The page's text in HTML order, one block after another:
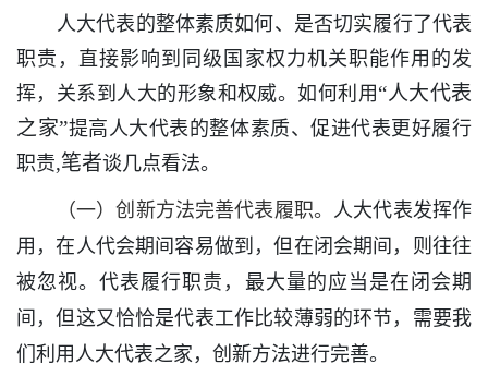
人大代表的整体素质如何、是否切实履行了代表
职责，直接影响到同级国家权力机关职能作用的发
挥，关系到人大的形象和权威。如何利用 “人大代表
之家”提高人大代表的整体素质、促进代表更好履行
职责,笔者谈几点看法。
（一）创新方法完善代表履职。 人大代表发挥作
用，在人代会期间容易做到，但在闭会期间，则往往
被忽视。代表履行职责，最大量的应当是在闭会期
间，但这又恰恰是代表工作比较薄弱的环节，需要我
们利用人大代表之家，创新方法进行完善。